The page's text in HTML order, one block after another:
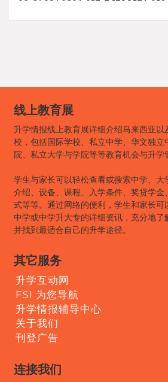
线上教育展
升学情报线上教育展详细介绍马来西亚以
校，包括国际学校、私立中学、华文独立
院、私立大学与学院等等教育机会与升学
学生与家长可以轻松查看或搜索中学、大
介绍、设备、课程、入学条件、奖贷学
式等等。通过网络的便利，学生和家长
中学或中学升大专的详细资讯，充分地了
并找到最适合自己的升学途径。
其它服务
升学互动网
FSI 为您导航
升学情报辅导中心
关于我们
刊登广告
连接我们